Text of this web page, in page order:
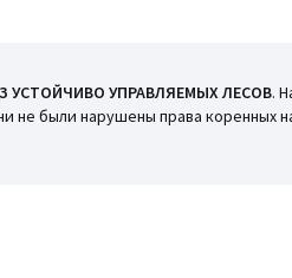
УСТОЙЧИВО УПРАВЛЯЕМЫХ ЛЕСОВ.
не были нарушены права коренных